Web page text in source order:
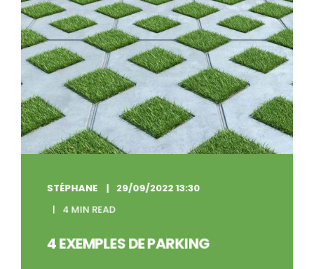
janvier 2023 de l’article 101 de la Loi Climat et
Résilience, de végétaliser d’au ...
COMMENCER À LIRE
STÉPHANE
29/09/2022 13:30
4 MIN READ
4 EXEMPLES DE PARKING